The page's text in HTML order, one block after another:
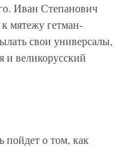
Иван Степанович
мятежу гетман-
свои универсалы,
и великорусский
пойдет о том, как